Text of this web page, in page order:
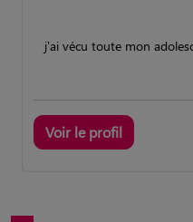
j'ai vécu toute mon
Voir le profil